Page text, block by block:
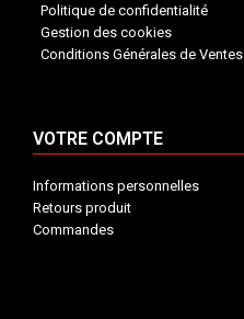
Politique de confidentialité
Gestion des cookies
Conditions Générales de Ventes
VOTRE COMPTE
Informations personnelles
Retours produit
Commandes